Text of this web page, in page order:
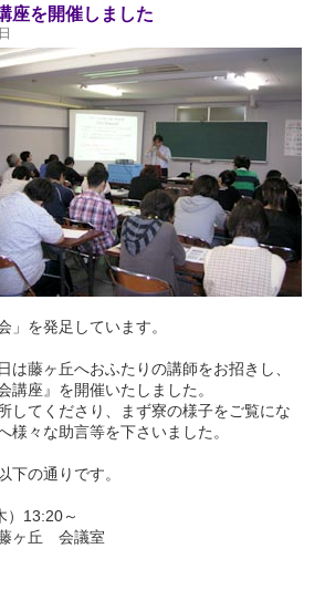
座を開催しました
」を発足しています。
は藤ヶ丘へおふたりの講師をお招きし、
講座』を開催いたしました。
してくださり、まず寮の様子をご覧にな
様々な助言等を下さいました。
下の通りです。
）13:20～
藤ヶ丘 会議室